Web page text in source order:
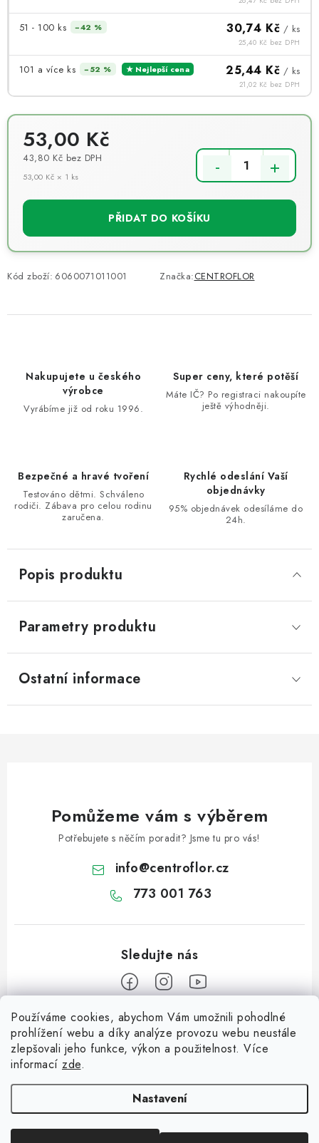
Používáme cookies, abychom Vám umožnili pohodlné
prohlížení webu a díky analýze provozu webu neustále
zlepšovali jeho funkce, výkon a použitelnost. Více
informací zde.
Nastavení
51 - 100 ks −42 % 30,74 Kč / ks
25,40 Kč bez DPH
101 a více ks −52 % ★ Nejlepší cena 25,44 Kč / ks
21,02 Kč bez DPH
53,00 Kč
43,80 Kč bez DPH
53,00 Kč × 1 ks
PŘIDAT DO KOŠÍKU
Kód zboží: 6060071011001 Značka:CENTROFLOR
Nakupujete u českého
výrobce
Vyrábíme již od roku 1996.
Super ceny, které potěší
Máte IČ? Po registraci nakoupíte
ještě výhodněji.
Bezpečné a hravé tvoření
Testováno dětmi. Schváleno
rodiči. Zábava pro celou rodinu
zaručena.
Rychlé odeslání Vaší
objednávky
95% objednávek odesíláme do
24h.
Popis produktu
Parametry produktu
Ostatní informace
Pomůžeme vám s výběrem
Potřebujete s něčím poradit? Jsme tu pro vás!
info@centroflor.cz
773 001 763
Informace pro vás
Dopravné
Kontaktujte nás
Tipy na tvoření
Jutový Mikuláš, anděl a čert - perfektní zábava pro děti